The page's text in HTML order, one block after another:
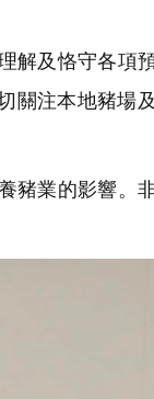
及恪守各項
關注本地豬場
業的影響。